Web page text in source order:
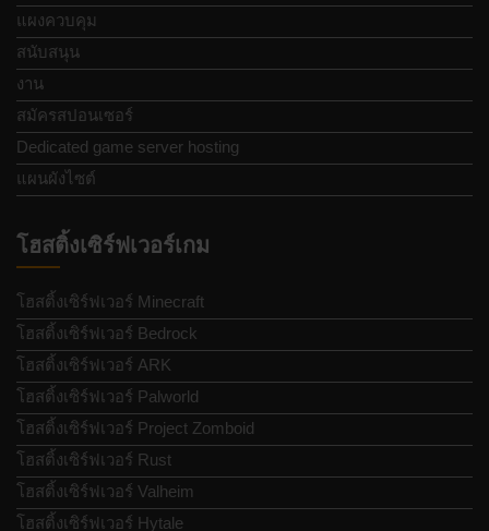
แผงควบคุม
สนับสนุน
งาน
สมัครสปอนเซอร์
Dedicated game server hosting
แผนผังไซต์
โฮสติ้งเซิร์ฟเวอร์เกม
โฮสติ้งเซิร์ฟเวอร์ Minecraft
โฮสติ้งเซิร์ฟเวอร์ Bedrock
โฮสติ้งเซิร์ฟเวอร์ ARK
โฮสติ้งเซิร์ฟเวอร์ Palworld
โฮสติ้งเซิร์ฟเวอร์ Project Zomboid
โฮสติ้งเซิร์ฟเวอร์ Rust
โฮสติ้งเซิร์ฟเวอร์ Valheim
โฮสติ้งเซิร์ฟเวอร์ Hytale